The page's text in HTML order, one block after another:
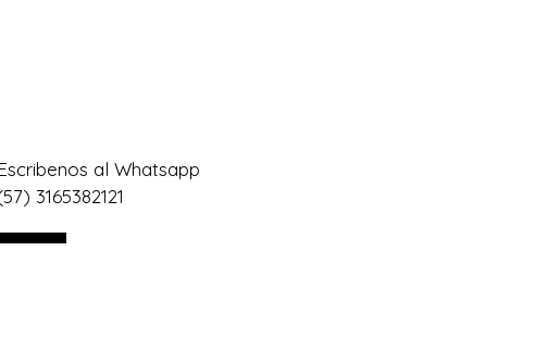
al Whatsapp
3165382121